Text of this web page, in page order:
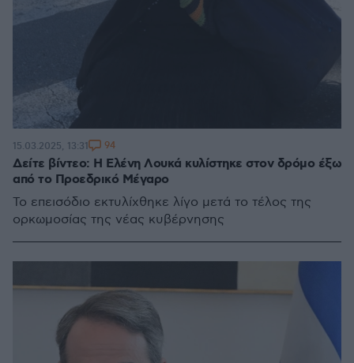
Δείτε βίντεο: Η Ελένη Λουκά κυλίστηκε στον δρόμο έξω
από το Προεδρικό Μέγαρο
Το επεισόδιο εκτυλίχθηκε λίγο μετά το τέλος της
ορκωμοσίας της νέας κυβέρνησης
15.03.2025, 13:31 94